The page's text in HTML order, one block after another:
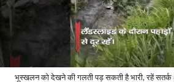
भूस्खलन को देखने की गलती पड़ सकती है भारी, रहें